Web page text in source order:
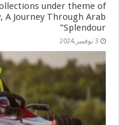
under theme of
A Journey Through Arab
Splendour”
3 نوفمبر,2024